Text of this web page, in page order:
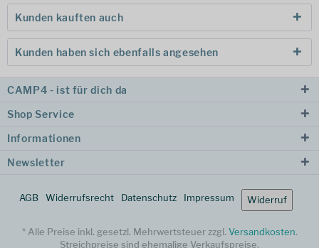
Kunden kauften auch
Kunden haben sich ebenfalls angesehen
CAMP4 - ist für dich da
Shop Service
Informationen
Newsletter
AGB Widerrufsrecht Datenschutz Impressum Widerruf
* Alle Preise inkl. gesetzl. Mehrwertsteuer zzgl. Versandkosten.
Streichpreise sind ehemalige Verkaufspreise.